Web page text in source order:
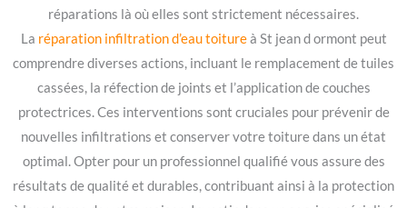
réparations là où elles sont strictement nécessaires.
La réparation infiltration d’eau toitureà St jean d ormont peut
comprendre diverses actions, incluant le remplacement de tuiles
cassées, la réfection de joints et l’application de couches
protectrices. Ces interventions sont cruciales pour prévenir de
nouvelles infiltrations et conserver votre toiture dans un état
optimal. Opter pour un professionnel qualifié vous assure des
résultats de qualité et durables, contribuant ainsi à la protection